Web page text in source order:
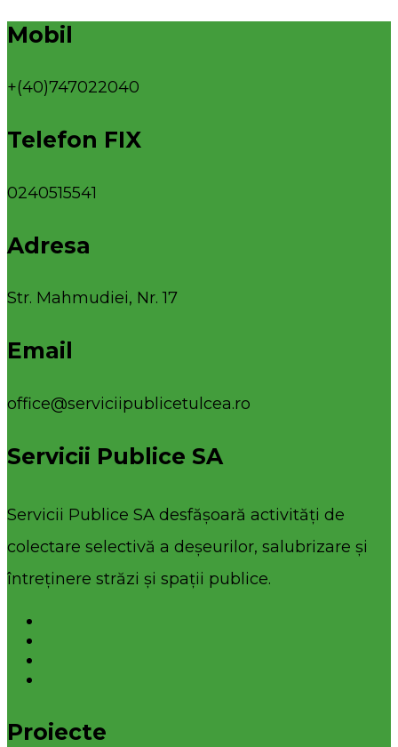
Mobil
+(40)747022040
Telefon FIX
0240515541
Adresa
Str. Mahmudiei, Nr. 17
Email
office@serviciipublicetulcea.ro
Servicii Publice SA
Servicii Publice SA desfășoară activități de
colectare selectivă a deșeurilor, salubrizare și
întreținere străzi și spații publice.
Proiecte